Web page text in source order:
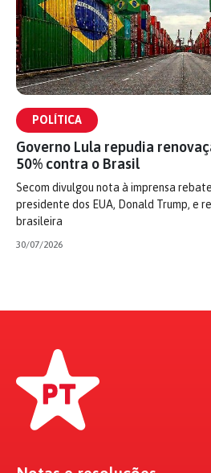
POLÍTICA
Governo Lula repudia
50% contra o Brasil
Secom divulgou nota à imprensa
presidente dos EUA, Donald Trump, e
brasileira
30/07/2026